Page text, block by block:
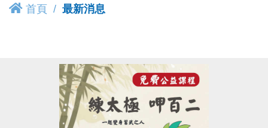
首頁 最新消息